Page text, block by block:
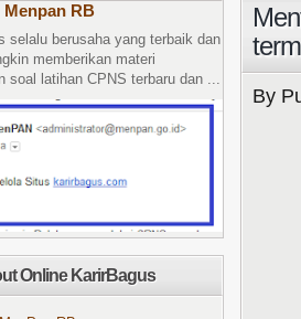
By
RB
selalu berusaha yang terbaik dan
memberikan materi
soal latihan CPNS terbaru dan ...
Online KarirBagus